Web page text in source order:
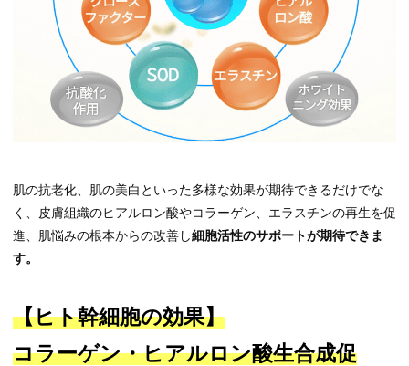
肌の抗老化、肌の美白といった多様な効果が期待できるだけでな
く、皮膚組織のヒアルロン酸やコラーゲン、エラスチンの再生を促
進、肌悩みの根本からの改善し細胞活性のサポートが期待できま
す。
【ヒト幹細胞の効果】
コラーゲン・ヒアルロン酸生合成促